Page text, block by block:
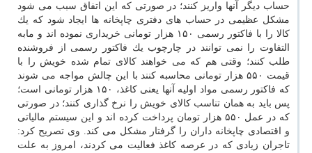
حساب دیگر آنها واریز كنند؛ در صورتی كه این اتفاق سبب می شود
مشكل عظیمی در حساب های دفتری چاپخانه ها ایجاد شود كه یك
كالا را با فاكتور رسمی ۱۵۰ هزار تومانی خریداری نموده اند و مابه
التفاوت را نمی توانند در چارچوب یك فاكتور رسمی از فروشنده
طلب كنند؛ وقتی هم كه می خواهند كالای تمام شده خویش را با
قیمت ۵۵۰ هزار تومانی محاسبه كنند با این چالش مواجه می شوند
كه فاكتور رسمی مواد اولیه آنها یعنی كاغذ، ۱۵۰ هزار تومانی است؛
پس باید به همان تناسب كالای خویش را نرخ گذاری كنند؛ در صورتی
كه در عمل ۵۵۰ هزار تومان پرداخت كرده اند و این سیستم مالیاتی
و اقتصادی چاپخانه داران را گرفتار مشكل می كند. وی تصریح كرد:
تاجران زیادی كه در عرصه كاغذ فعالیت می كردند، امروز به علت